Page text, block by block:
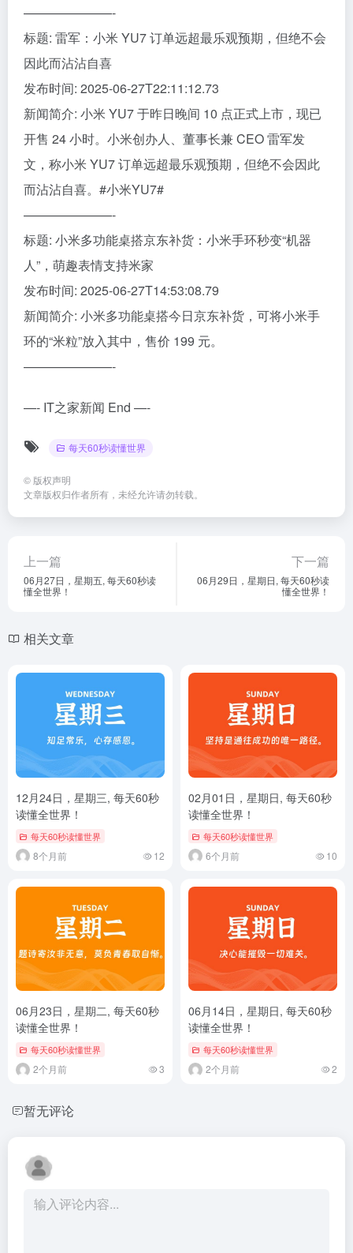
———————-
标题: 雷军：小米 YU7 订单远超最乐观预期，但绝不会
因此而沾沾自喜
发布时间: 2025-06-27T22:11:12.73
新闻简介: 小米 YU7 于昨日晚间 10 点正式上市，现已
开售 24 小时。小米创办人、董事长兼 CEO 雷军发
文，称小米 YU7 订单远超最乐观预期，但绝不会因此
而沾沾自喜。#小米YU7#
———————-
标题: 小米多功能桌搭京东补货：小米手环秒变“机器
人”，萌趣表情支持米家
发布时间: 2025-06-27T14:53:08.79
新闻简介: 小米多功能桌搭今日京东补货，可将小米手
环的“米粒”放入其中，售价 199 元。
———————-
—- IT之家新闻 End —-
每天60秒读懂世界
© 版权声明
文章版权归作者所有，未经允许请勿转载。
上一篇
06月27日，星期五, 每天60秒读
懂全世界！
下一篇
06月29日，星期日, 每天60秒读
懂全世界！
相关文章
12月24日，星期三, 每天60秒
读懂全世界！
每天60秒读懂世界
8个月前 12
02月01日，星期日, 每天60秒
读懂全世界！
每天60秒读懂世界
6个月前 10
06月23日，星期二, 每天60秒
读懂全世界！
每天60秒读懂世界
2个月前 3
06月14日，星期日, 每天60秒
读懂全世界！
每天60秒读懂世界
2个月前 2
暂无评论